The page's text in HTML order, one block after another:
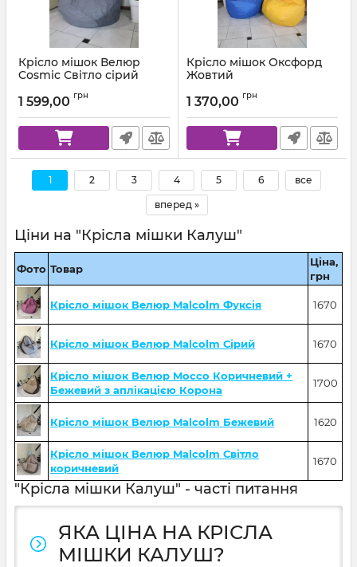
Крісло мішок Велюр
Cosmic Світло сірий
1 599,00 грн
Крісло мішок Оксфорд
Жовтий
1 370,00 грн
1 2 3 4 5 6 все
вперед »
Ціни на "Крісла мішки Калуш"
Фото Товар
Ціна,
грн
Крісло мішок Велюр Malcolm Фуксія 1670
Крісло мішок Велюр Malcolm Сірий 1670
Крісло мішок Велюр Mocco Коричневий +
Бежевий з аплікацією Корона
1700
Крісло мішок Велюр Malcolm Бежевий 1620
Крісло мішок Велюр Malcolm Світло
коричневий
1670
"Крісла мішки Калуш" - часті питання
ЯКА ЦІНА НА КРІСЛА
МІШКИ КАЛУШ?